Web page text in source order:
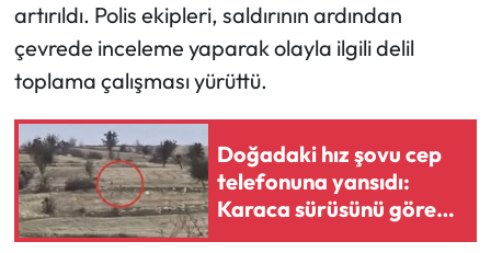
artırıldı. Polis ekipleri, saldırının ardından
çevrede inceleme yaparak olayla ilgili delil
toplama çalışması yürüttü.
Doğadaki hız şovu cep
telefonuna yansıdı:
Karaca sürüsünü gören
vatandaşlar gözlerine
Spor
Sungurlu Haberleri
Turizm
Uğurludağ Haberleri
Yaşam